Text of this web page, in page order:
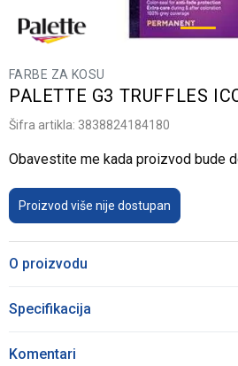
FARBE ZA KOSU
PALETTE G3 TRUFFLES
Šifra artikla: 3838824184180
Obavestite me kada proizvod bude
Proizvod više nije dostupan
O proizvodu
Specifikacija
Komentari